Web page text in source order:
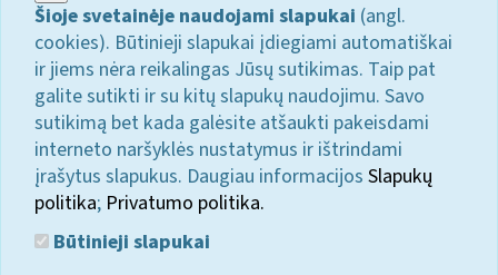
Šioje svetainėje naudojami slapukai (angl.
cookies). Būtinieji slapukai įdiegiami automatiškai
ir jiems nėra reikalingas Jūsų sutikimas. Taip pat
galite sutikti ir su kitų slapukų naudojimu. Savo
sutikimą bet kada galėsite atšaukti pakeisdami
interneto naršyklės nustatymus ir ištrindami
įrašytus slapukus. Daugiau informacijos Slapukų
politika; Privatumo politika.
Būtinieji slapukai